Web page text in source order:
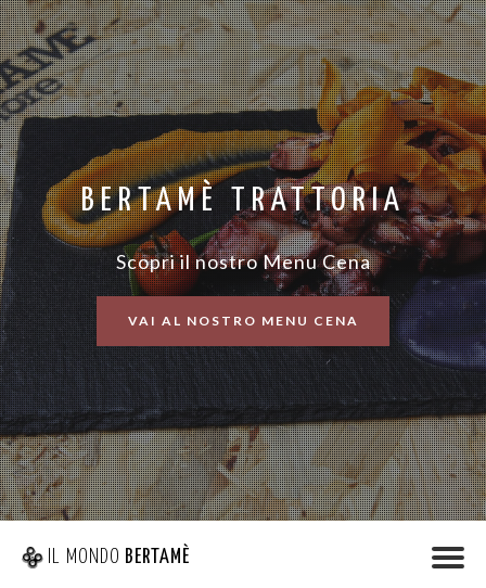
BERTAMÈ TRATTORIA
Scopri il nostro Menu Cena
VAI AL NOSTRO MENU CENA
IL MONDO BERTAMÈ